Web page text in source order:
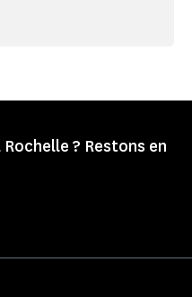
? Restons en